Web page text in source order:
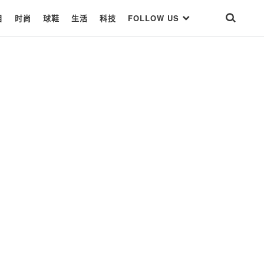
时尚 球鞋 生活 科技 FOLLOW US